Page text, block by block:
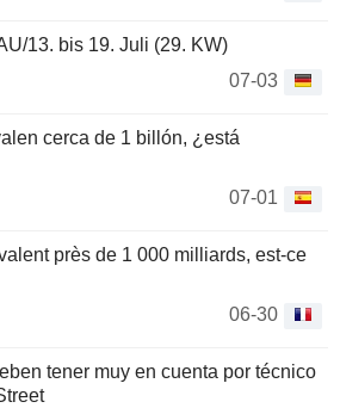
13. bis 19. Juli (29. KW)
07-03
cerca de 1 billón, ¿está
07-01
près de 1 000 milliards, est-ce
06-30
tener muy en cuenta por técnico